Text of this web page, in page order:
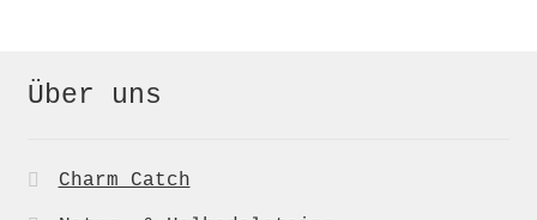
Über uns
Charm Catch